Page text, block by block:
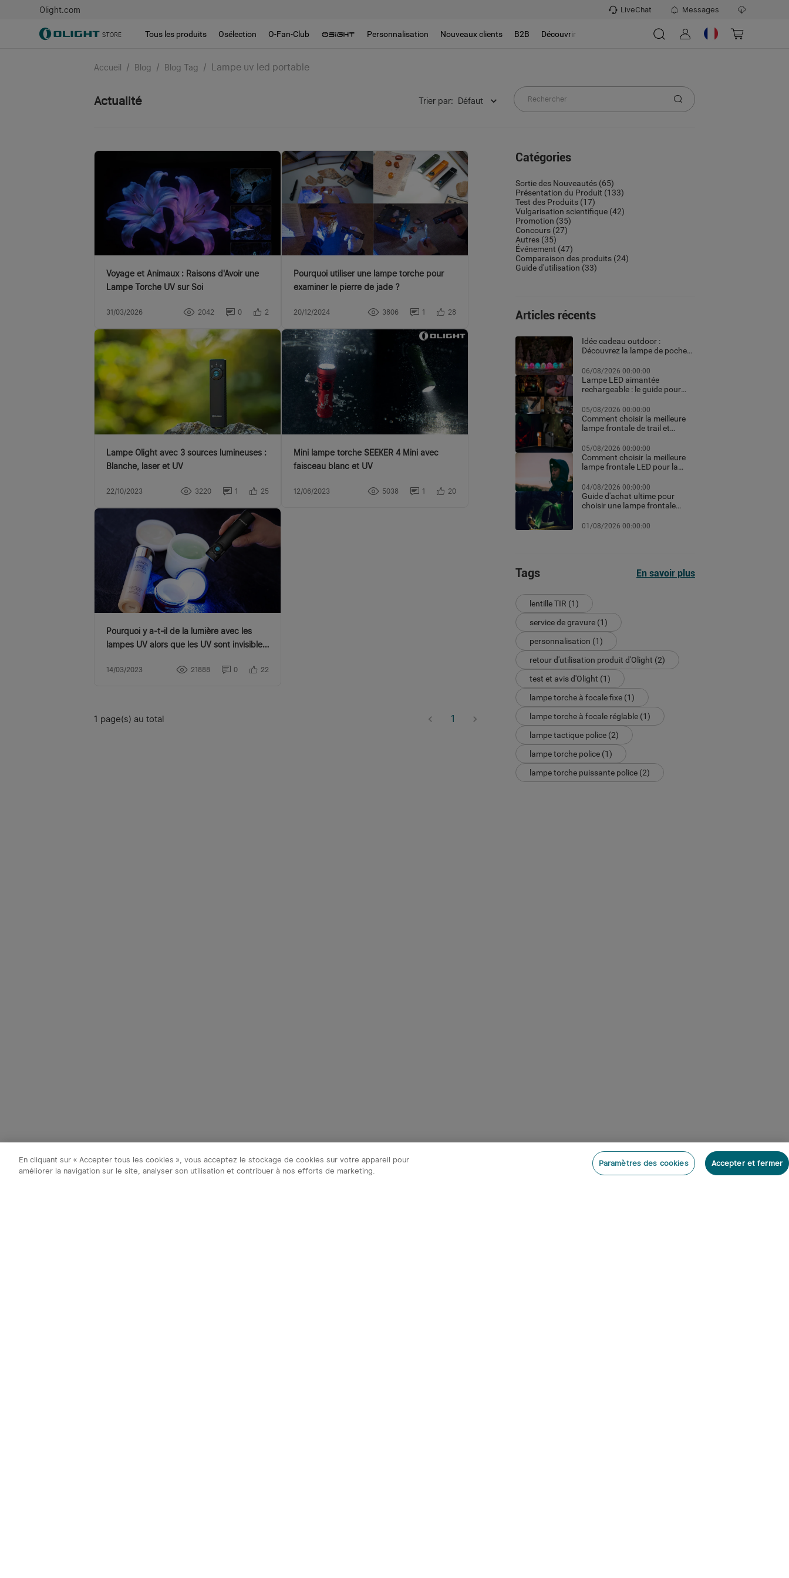
Olight.com LiveChat Messages
Tous les produits Osélection O-Fan-Club Personnalisation Nouveaux clients B2B Découvrir
Accueil / Blog / Blog Tag / Lampe uv led portable
Actualité Trier par: Défaut
Voyage et Animaux : Raisons d'Avoir une
Lampe Torche UV sur Soi
31/03/2026 2042 0 2
Pourquoi utiliser une lampe torche pour
examiner le pierre de jade ?
20/12/2024 3806 1 28
Lampe Olight avec 3 sources lumineuses :
Blanche, laser et UV
22/10/2023 3220 1 25
Mini lampe torche SEEKER 4 Mini avec
faisceau blanc et UV
12/06/2023 5038 1 20
Pourquoi y a-t-il de la lumière avec les
lampes UV alors que les UV sont invisibles
14/03/2023 21888 0 22
1 page(s) au total 1
Catégories
Sortie des Nouveautés (65)
Présentation du Produit (133)
Test des Produits (17)
Vulgarisation scientifique (42)
Promotion (35)
Concours (27)
Autres (35)
Événement (47)
Comparaison des produits (24)
Guide d'utilisation (33)
Articles récents
Idée cadeau outdoor :
Découvrez la lampe de poche
équipements high-tech pour
Noël
06/08/2026 00:00:00
Lampe LED aimantée
rechargeable : le guide pour
05/08/2026 00:00:00
Comment choisir la meilleure
lampe frontale de trail et
nuit
05/08/2026 00:00:00
Comment choisir la meilleure
lampe frontale LED pour la
04/08/2026 00:00:00
Guide d'achat ultime pour
choisir une lampe frontale
professionnelle pour le
01/08/2026 00:00:00
Tags En savoir plus
lentille TIR (1)
service de gravure (1)
personnalisation (1)
retour d'utilisation produit d'Olight (2)
test et avis d'Olight (1)
lampe torche à focale fixe (1)
lampe torche à focale réglable (1)
lampe tactique police (2)
lampe torche police (1)
lampe torche puissante police (2)
En cliquant sur « Accepter tous les cookies », vous acceptez le stockage de cookies sur votre appareil pour
améliorer la navigation sur le site, analyser son utilisation et contribuer à nos efforts de marketing.
Paramètres des cookies Accepter et fermer